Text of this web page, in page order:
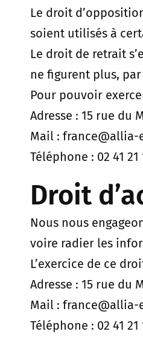
Le droit
soient utilisés à
Le droit de retrait
ne figurent plus,
Pour pouvoir
Adresse : 15 rue du
Mail : france@allia-
Téléphone : 02 41 21
Droit
Nous nous
voire radier les
L’exercice de ce
Adresse : 15 rue du
Mail : france@allia-
Téléphone : 02 41 21